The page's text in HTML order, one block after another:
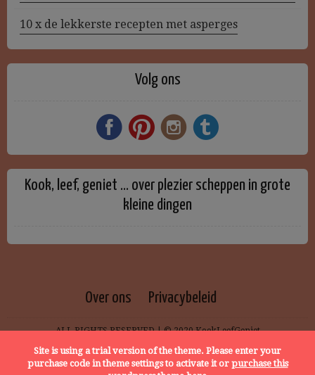
10 x de lekkerste recepten met asperges
Volg ons
Kook, leef, geniet … over plezier scheppen in grote
kleine dingen
Over ons Privacybeleid
ALL RIGHTS RESERVED | © 2020 KookLeefGeniet
Site is using a trial version of the theme. Please enter your
purchase code in theme settings to activate it or purchase this